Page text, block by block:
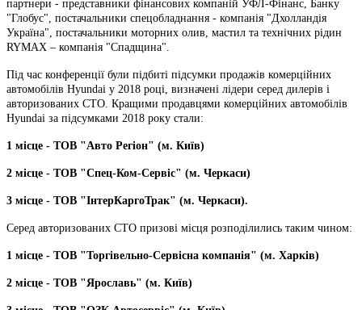
партнери - представники фінансових компаній УФЛ-Фінанс, Банку
"Глобус", постачальники спецобладнання - компанія "Дхолландія
Україна", постачальники моторних олив, мастил та технічних рідин
RYMAX – компанія "Спадщина".
Під час конференції були підбиті підсумки продажів комерційних
автомобілів Hyundai у 2018 році, визначені лідери серед дилерів і
авторизованих СТО. Кращими продавцями комерційних автомобілів
Hyundai за підсумками 2018 року стали:
1 місце - ТОВ "Авто Регіон" (м. Київ)
2 місце - ТОВ "Спец-Ком-Сервіс" (м. Черкаси)
3 місце - ТОВ "ІнтерКаргоТрак" (м. Черкаси).
Серед авторизованих СТО призові місця розподілились таким чином:
1 місце - ТОВ "Торгівельно-Сервісна компанія" (м. Харків)
2 місце - ТОВ "Ярославь" (м. Київ)